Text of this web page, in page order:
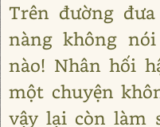
Trên đường
nàng không
nào! Nhân hối
một chuyện
vậy lại còn làm